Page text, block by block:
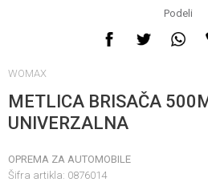
Podeli
WOMAX
METLICA BRISAČA
UNIVERZALNA
OPREMA ZA AUTOMOBILE
Šifra artikla: 0876014